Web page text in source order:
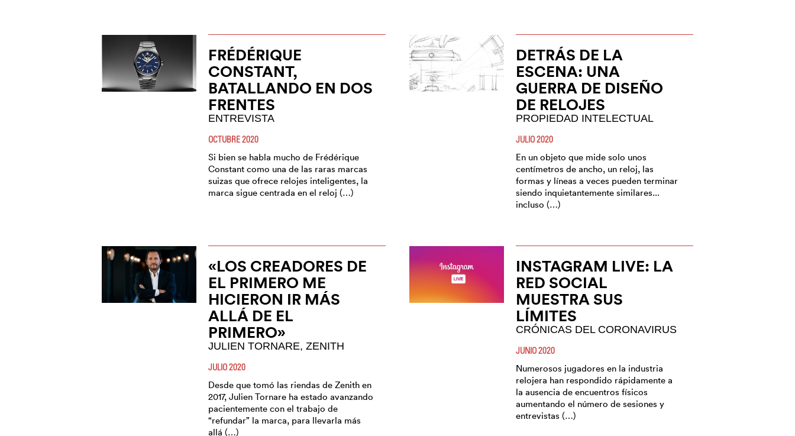
FRÉDÉRIQUE
CONSTANT,
BATALLANDO EN DOS
FRENTES
ENTREVISTA
OCTUBRE 2020
Si bien se habla mucho de Frédérique
Constant como una de las raras marcas
suizas que ofrece relojes inteligentes, la
marca sigue centrada en el reloj (…)
DETRÁS DE LA
ESCENA: UNA
GUERRA DE DISEÑO
DE RELOJES
PROPIEDAD INTELECTUAL
JULIO 2020
En un objeto que mide solo unos
centímetros de ancho, un reloj, las
formas y líneas a veces pueden terminar
siendo inquietantemente similares...
incluso (…)
«LOS CREADORES DE
EL PRIMERO ME
HICIERON IR MÁS
ALLÁ DE EL
PRIMERO»
JULIEN TORNARE, ZENITH
JULIO 2020
Desde que tomó las riendas de Zenith en
2017, Julien Tornare ha estado avanzando
pacientemente con el trabajo de
“refundar” la marca, para llevarla más
allá (…)
INSTAGRAM LIVE: LA
RED SOCIAL
MUESTRA SUS
LÍMITES
CRÓNICAS DEL CORONAVIRUS
JUNIO 2020
Numerosos jugadores en la industria
relojera han respondido rápidamente a
la ausencia de encuentros físicos
aumentando el número de sesiones y
entrevistas (…)